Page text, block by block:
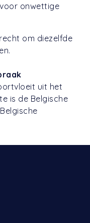
onwettige
om diezelfde
uit het
is de Belgische